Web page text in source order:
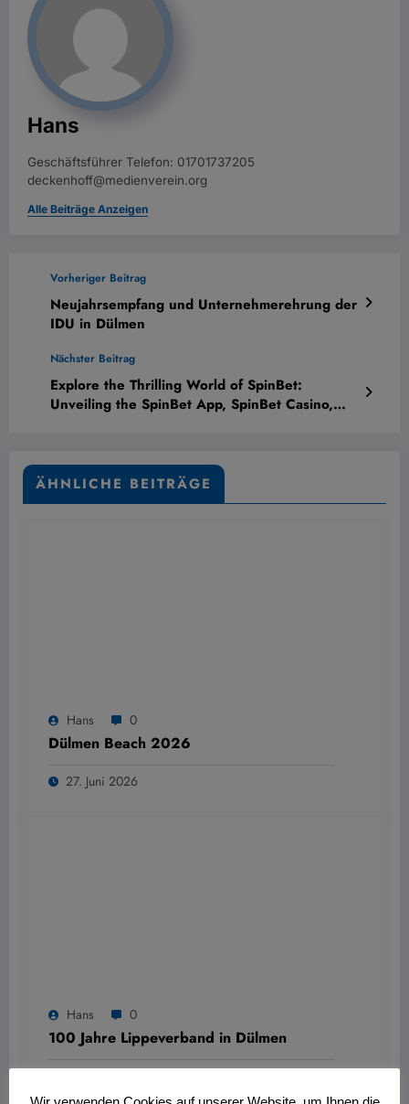
Hans
Geschäftsführer Telefon: 01701737205
deckenhoff@medienverein.org
Alle Beiträge Anzeigen
Vorheriger Beitrag
Neujahrsempfang und Unternehmerehrung der
IDU in Dülmen
Nächster Beitrag
Explore the Thrilling World of SpinBet:
Unveiling the SpinBet App, SpinBet Casino,
ÄHNLICHE BEITRÄGE
Hans 0
Dülmen Beach 2026
27. Juni 2026
Hans 0
100 Jahre Lippeverband in Dülmen